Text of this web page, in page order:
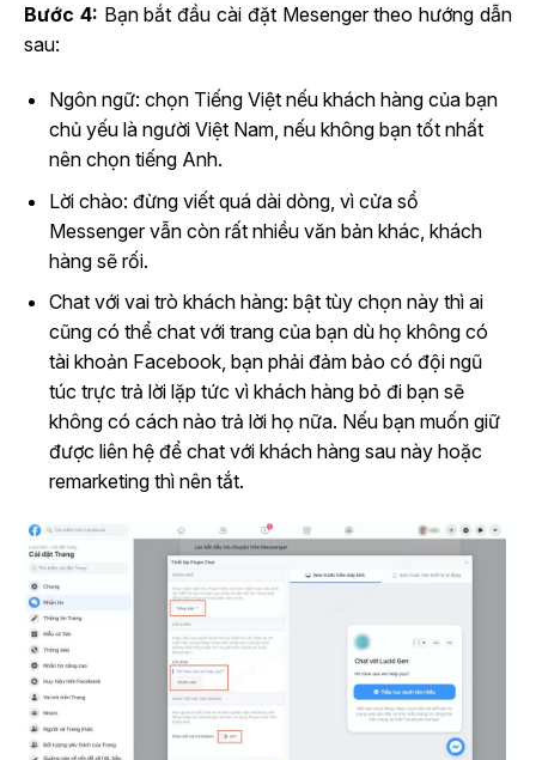
Bước 4: Bạn bắt đầu cài đặt Mesenger theo hướng dẫn
sau:
Ngôn ngữ: chọn Tiếng Việt nếu khách hàng của bạn
chủ yếu là người Việt Nam, nếu không bạn tốt nhất
nên chọn tiếng Anh.
Lời chào: đừng viết quá dài dòng, vì cửa sổ
Messenger vẫn còn rất nhiều văn bản khác, khách
hàng sẽ rối.
Chat với vai trò khách hàng: bật tùy chọn này thì ai
cũng có thể chat với trang của bạn dù họ không có
tài khoản Facebook, bạn phải đảm bảo có đội ngũ
túc trực trả lời lặp tức vì khách hàng bỏ đi bạn sẽ
không có cách nào trả lời họ nữa. Nếu bạn muốn giữ
được liên hệ để chat với khách hàng sau này hoặc
remarketing thì nên tắt.